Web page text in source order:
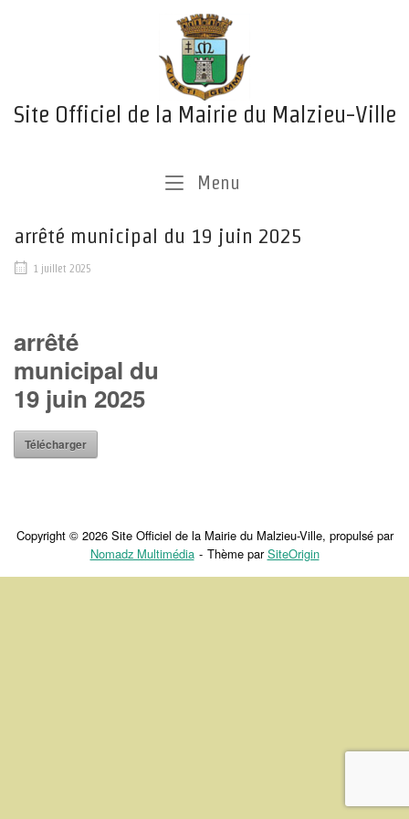
Home
Site Officiel de la Mairie du Malzieu-Ville
Menu
arrêté municipal du 19 juin 2025
1 juillet 2025
arrêté
municipal du
19 juin 2025
Télécharger
Copyright © 2026 Site Officiel de la Mairie du Malzieu-Ville, propulsé par
Nomadz Multimédia
Thème parSiteOrigin